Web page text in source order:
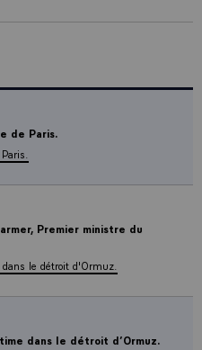
de Paris.
Premier ministre du
le détroit d'Ormuz.
dans le détroit d’Ormuz.